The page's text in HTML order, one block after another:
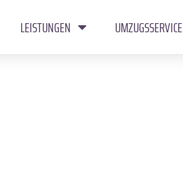
LEISTUNGEN UMZUGSSERVICE